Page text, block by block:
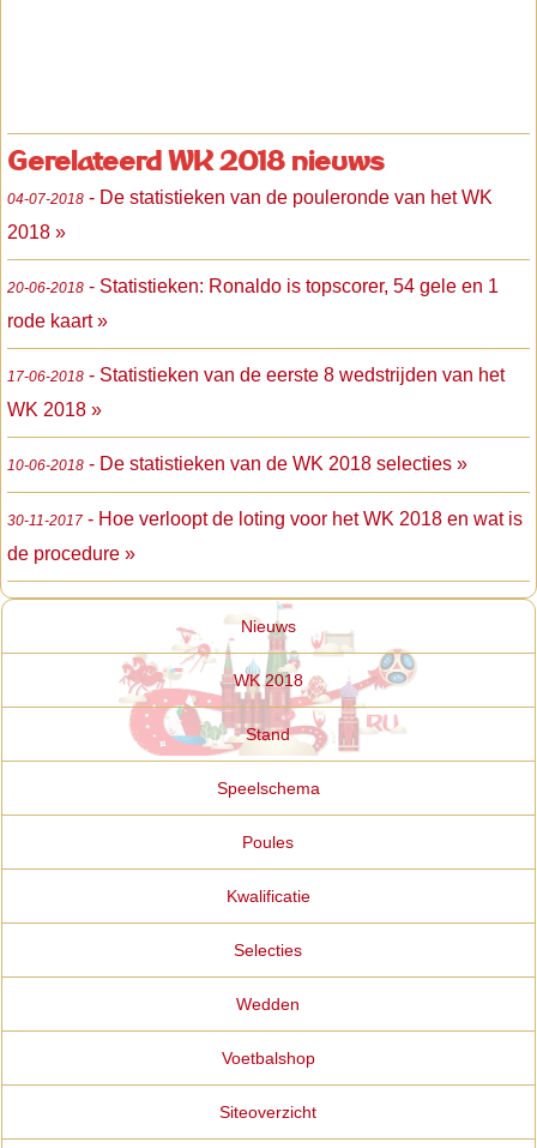
Gerelateerd WK 2018 nieuws
04-07-2018 - De statistieken van de pouleronde van het WK
2018 »
20-06-2018 - Statistieken: Ronaldo is topscorer, 54 gele en 1
rode kaart »
17-06-2018 - Statistieken van de eerste 8 wedstrijden van het
WK 2018 »
10-06-2018 - De statistieken van de WK 2018 selecties »
30-11-2017 - Hoe verloopt de loting voor het WK 2018 en wat is
de procedure »
Nieuws
WK 2018
Stand
Speelschema
Poules
Kwalificatie
Selecties
Wedden
Voetbalshop
Siteoverzicht